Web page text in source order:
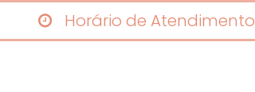
Horário de Atendimento